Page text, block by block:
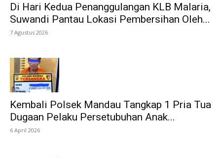
Di Hari Kedua Penanggulangan KLB Malaria,
Suwandi Pantau Lokasi Pembersihan Oleh...
7 Agustus 2026
Kembali Polsek Mandau Tangkap 1 Pria Tua
Dugaan Pelaku Persetubuhan Anak...
6 April 2026